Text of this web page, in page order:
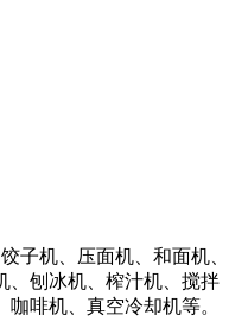
子机、压面机、和面机、
、刨冰机、榨汁机、搅拌
啡机、真空冷却机等。